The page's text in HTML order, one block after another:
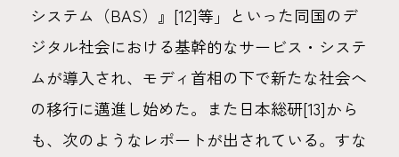
システム（BAS）』[12]等」といった同国のデ
ジタル社会における基幹的なサービス・システ
ムが導入され、モディ首相の下で新たな社会へ
の移行に邁進し始めた。また日本総研[13]から
も、次のようなレポートが出されている。すな